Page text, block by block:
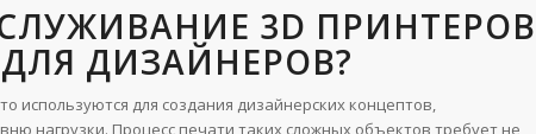
3D ПРИНТЕРОВ
ДИЗАЙНЕРОВ?
используются для создания дизайнерских концептов,
нагрузки. Процесс печати таких сложных объектов требует не